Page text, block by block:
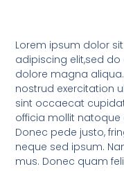
Lorem ipsum dolor
adipiscing elit,sed
dolore magna
nostrud exercitation
sint occaecat
officia mollit
Donec pede justo,
neque sed ipsum.
mus. Donec quam